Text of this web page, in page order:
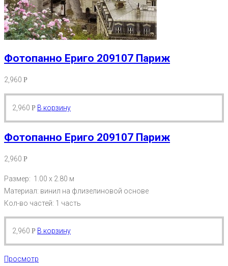
Фотопанно Ериго 209107 Париж
2,960 Р
2,960 Р В корзину
Фотопанно Ериго 209107 Париж
2,960 Р
Размер: 1.00 х 2.80 м
Материал: винил на флизелиновой основе
Кол-во частей: 1 часть
2,960 Р В корзину
Просмотр